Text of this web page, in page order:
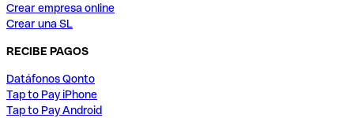
Crear empresa online
Crear una SL
RECIBE PAGOS
Datáfonos Qonto
Tap to Pay iPhone
Tap to Pay Android